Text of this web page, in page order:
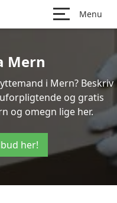
Menu
Mern
i Mern? Beskriv
og gratis
og omegn lige her.
her!